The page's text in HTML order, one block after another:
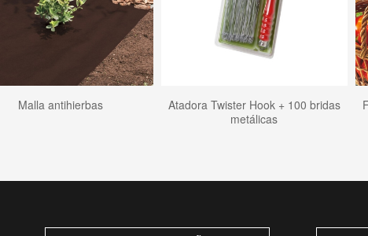
Malla antihierbas
Atadora Twister Hook + 100 bridas
metálicas